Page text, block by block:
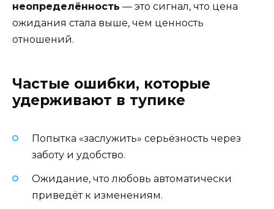
неопределённость — это сигнал, что цена
ожидания стала выше, чем ценность
отношений.
Частые ошибки, которые
удерживают в тупике
Попытка «заслужить» серьёзность через
заботу и удобство.
Ожидание, что любовь автоматически
приведёт к изменениям.